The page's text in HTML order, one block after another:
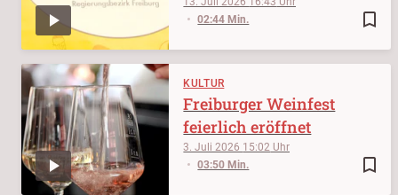
bookmark_border
02:44 Min.
KULTUR
bookmark_border
3. Juli 2026 15:02
03:50 Min.
Freiburger Weinfest
feierlich eröffnet